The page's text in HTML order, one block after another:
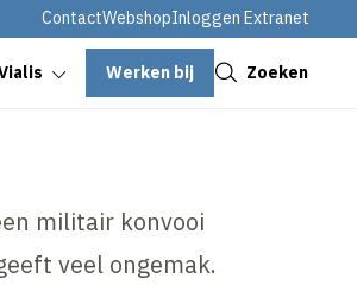
ContactWebshopInloggen Extranet
Werken bij Zoeken
militair konvooi
veel ongemak.
Sluiten